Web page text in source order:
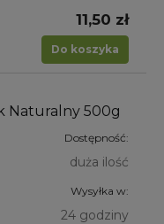
11,50 zł
Do koszyka
Naturalny 500g
Dostępność:
duża ilość
Wysyłka w:
24 godziny